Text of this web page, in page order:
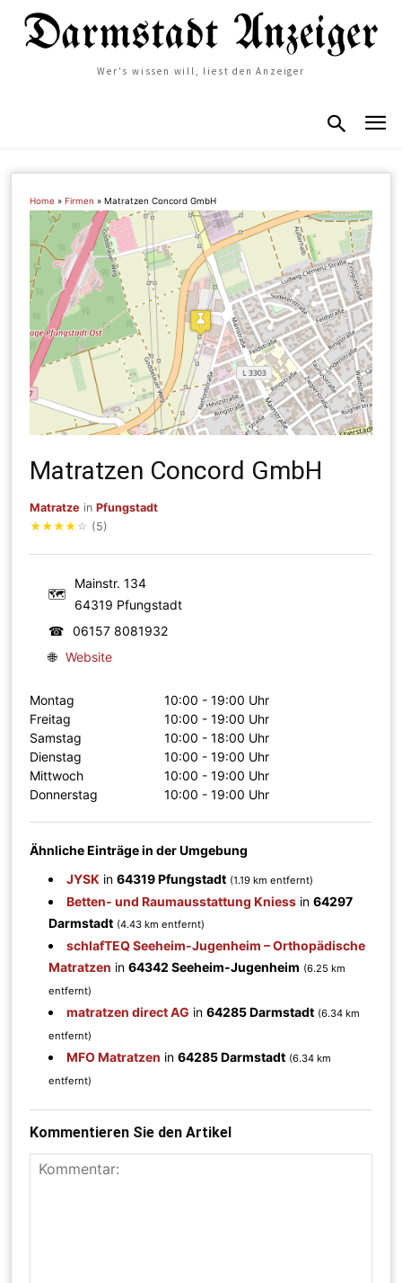
Wer's wissen will, liest den Anzeiger
Home »Firmen »Matratzen Concord GmbH
Matratzen Concord GmbH
Matratze inPfungstadt
★★★★ ☆ (5)
🗺
Mainstr. 134
64319 Pfungstadt
☎
06157 8081932
🌐 Website
Montag
10:00 - 19:00 Uhr
Freitag
10:00 - 19:00 Uhr
Samstag
10:00 - 18:00 Uhr
Dienstag
10:00 - 19:00 Uhr
Mittwoch
10:00 - 19:00 Uhr
Donnerstag
10:00 - 19:00 Uhr
Ähnliche Einträge in der Umgebung
JYSK in64319 Pfungstadt (1.19 km entfernt)
Betten- und Raumausstattung Kniess in64297
Darmstadt (4.43 km entfernt)
schlafTEQ Seeheim-Jugenheim – Orthopädische
Matratzen in64342 Seeheim-Jugenheim (6.25 km
entfernt)
matratzen direct AG in64285 Darmstadt (6.34 km
entfernt)
MFO Matratzen in64285 Darmstadt (6.34 km
entfernt)
Kommentieren Sie den Artikel